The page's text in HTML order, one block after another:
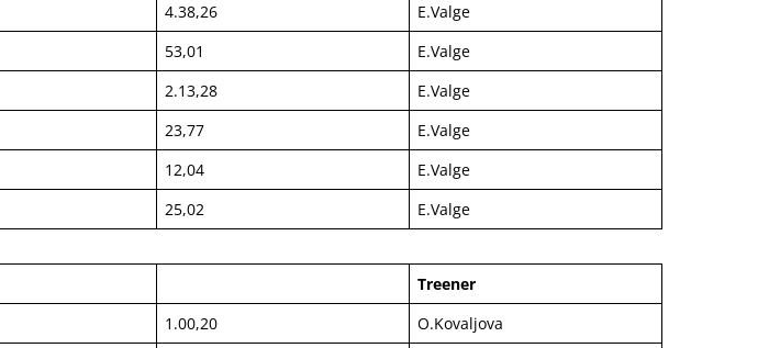
4.38,26
E.Valge
53,01
E.Valge
2.13,28
E.Valge
23,77
E.Valge
12,04
E.Valge
25,02 E.Valge
Treener
1.00,20
O.Kovaljova